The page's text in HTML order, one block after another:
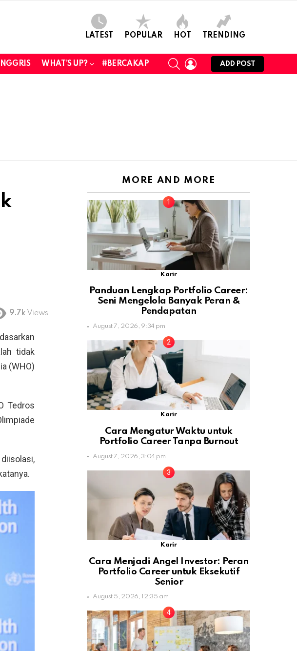
LATEST POPULAR HOT TRENDING
WHAT’S UP? #BERCAKAP
SEARCHLOGIN
ADD POST
9.7k Views
tidak
(WHO)
Tedros
MORE AND MORE
Karir
Panduan Lengkap Portfolio Career:
Seni Mengelola Banyak Peran &
Pendapatan
August 7, 2026, 9:34 pm
Karir
Cara Mengatur Waktu untuk
Portfolio Career Tanpa Burnout
August 7, 2026, 3:04 pm
Karir
Cara Menjadi Angel Investor: Peran
Portfolio Career untuk Eksekutif
Senior
August 5, 2026, 12:35 am